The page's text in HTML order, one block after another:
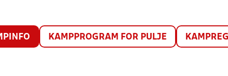
KAMPPROGRAM FOR PULJE